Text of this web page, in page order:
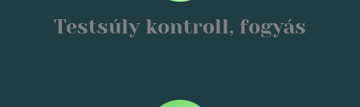
Testsúly kontroll, fogyás